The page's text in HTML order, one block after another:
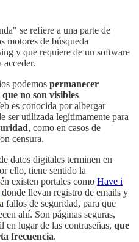
se refiere a una parte de
motores de búsqueda
y que requiere de un software
acceder.
podemos permanecer
no son visibles
es conocida por albergar
ser utilizada legítimamente para
, como en casos de
censura.
datos digitales terminen en
ello, tiene sentido la
existen portales como Have i
donde llevan registro de emails y
fallos de seguridad, para que
ahí. Son páginas seguras,
en lugar de las contraseñas, que
frecuencia.